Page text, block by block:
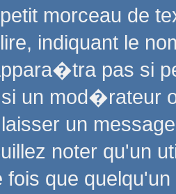
morceau de
indiquant le
pas si
un mod�rateur
un
noter qu'un
fois que